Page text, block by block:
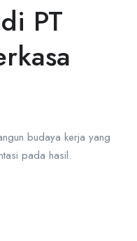
PT
budaya kerja yang
pada hasil.